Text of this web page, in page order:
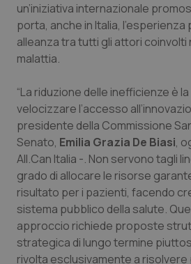
Oncologia & Nutrizione
Psoriasi & pelle
Quotidiano Cardiologia
Quotidiano Chirurgia
Quotidiano Oncologia
Quotidiano Pediatria
Rene & patologie
un’iniziativa internazionale
porta, anche in Italia, l’esperienza
alleanza tra tutti gli attori coinvolti
malattia.
“La riduzione delle inefficienze è
velocizzare l’accesso
presidente della Commissione
Senato, Emilia Grazia De Biasi,
All.Can Italia -. Non servono tagli
grado di allocare le risorse
risultato per i pazienti, facendo
sistema pubblico della salute.
approccio richiede proposte
strategica di lungo termine
rivolta esclusivamente a risolvere